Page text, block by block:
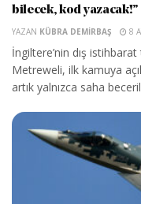
bilecek, kod yazacak!”
YAZAN KÜBRA DEMIRBAŞ 8
İngiltere’nin dış
Metreweli, ilk kamuya
artık yalnızca saha